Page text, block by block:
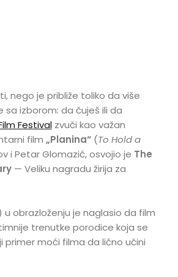
nego je približe toliko da više
izborom: da čuješ ili da
Festivalzvuči kao važan
film „Planina“(To Hold a
i Petar Glomazić, osvojio je The
— Veliku nagradu žirija za
u obrazloženju je naglasio da film
trenutke porodice koja se
primer moći filma da lično učini